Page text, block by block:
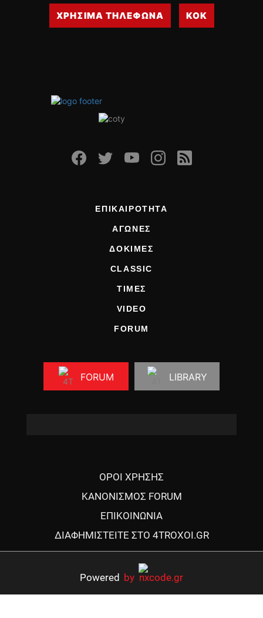
ΧΡΗΣΙΜΑ ΤΗΛΕΦΩΝΑ ΚΟΚ
ΕΠΙΚΑΙΡΟΤΗΤΑ
ΑΓΩΝΕΣ
ΔΟΚΙΜΕΣ
CLASSIC
ΤΙΜΕΣ
VIDEO
FORUM
FORUM LIBRARY
ΟΡΟΙ ΧΡΗΣΗΣ
ΚΑΝΟΝΙΣΜΟΣ FORUM
ΕΠΙΚΟΙΝΩΝΙΑ
ΔΙΑΦΗΜΙΣΤΕΙΤΕ ΣΤΟ 4TROXOI.GR
Powered by